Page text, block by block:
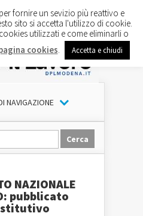
NAVIGAZIONE
NAZIONALE
pubblicato
fornire un sevizio più reattivo e
sito si accetta l'utilizzo di cookie.
utilizzati e come eliminarli o
cookies Accetta e chiudi